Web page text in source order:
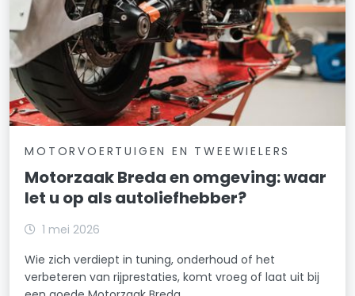
MOTORVOERTUIGEN EN TWEEWIELERS
Motorzaak Breda en omgeving: waar
let u op als autoliefhebber?
1 mei 2026
Wie zich verdiept in tuning, onderhoud of het
verbeteren van rijprestaties, komt vroeg of laat uit bij